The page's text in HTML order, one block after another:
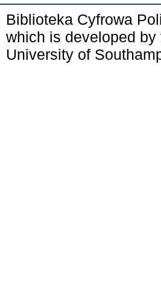
Biblioteka Cyfrowa
which is developed by
University of